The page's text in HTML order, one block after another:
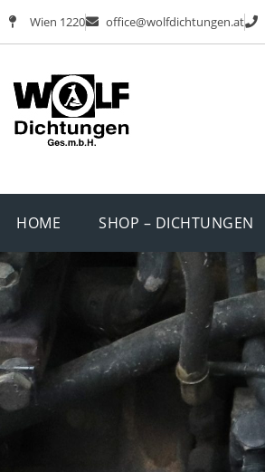
Wien 1220 office@wolfdichtungen.at
HOME SHOP – DICHTUNGEN